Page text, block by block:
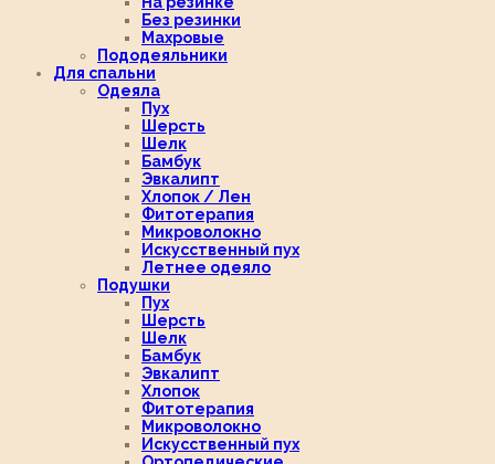
Без резинки
Махровые
Пододеяльники
Для спальни
Одеяла
Пух
Шерсть
Шелк
Бамбук
Эвкалипт
Хлопок / Лен
Фитотерапия
Микроволокно
Искусственный пух
Летнее одеяло
Подушки
Пух
Шерсть
Шелк
Бамбук
Эвкалипт
Хлопок
Фитотерапия
Микроволокно
Искусственный пух